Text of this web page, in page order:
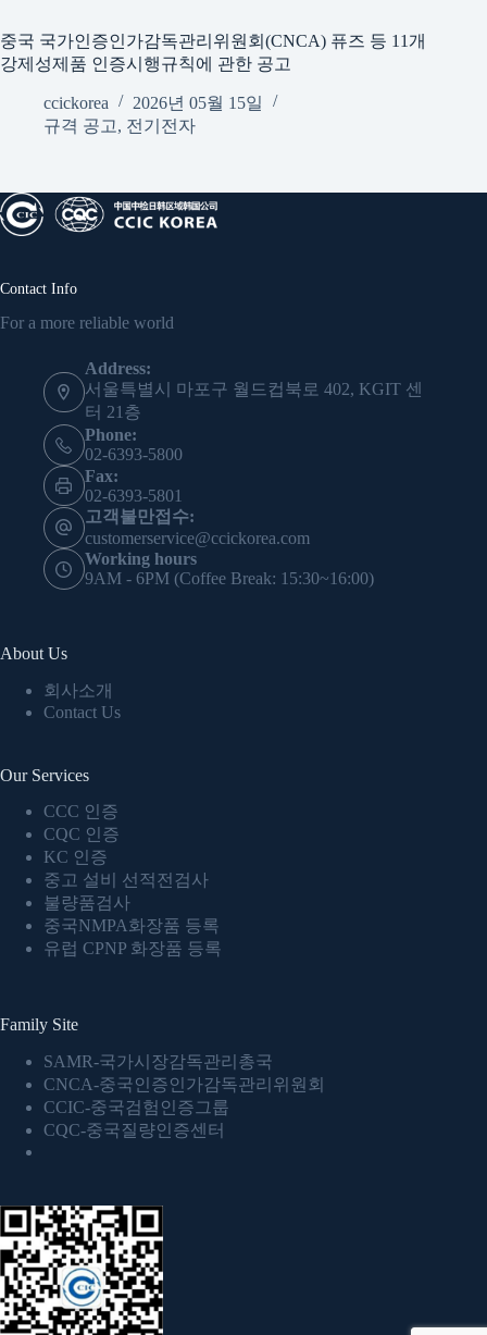
중국 국가인증인가감독관리위원회(CNCA) 퓨즈 등 11개
강제성제품 인증시행규칙에 관한 공고
ccickorea
2026년 05월 15일
규격 공고, 전기전자
Contact Info
For a more reliable world
Address:
서울특별시 마포구 월드컵북로 402, KGIT 센
터 21층
Phone:
02-6393-5800
Fax:
02-6393-5801
고객불만접수:
customerservice@ccickorea.com
Working hours
9AM - 6PM (Coffee Break: 15:30~16:00)
About Us
회사소개
Contact Us
Our Services
CCC 인증
CQC 인증
KC 인증
중고 설비 선적전검사
불량품검사
중국NMPA화장품 등록
유럽 CPNP 화장품 등록
Family Site
SAMR-국가시장감독관리총국
CNCA-중국인증인가감독관리위원회
CCIC-중국검험인증그룹
CQC-중국질량인증센터